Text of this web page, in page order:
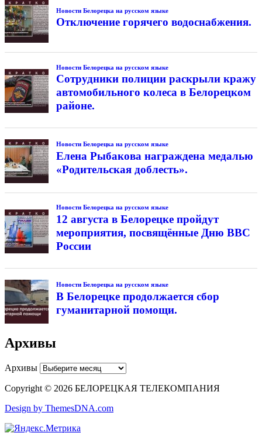
Новости Белорецка на русском языке
Отключение горячего водоснабжения.
Новости Белорецка на русском языке
Сотрудники полиции раскрыли кражу
автомобильного колеса в Белорецком
районе.
Новости Белорецка на русском языке
Елена Рыбакова награждена медалью
«Родительская доблесть».
Новости Белорецка на русском языке
12 августа в Белорецке пройдут
мероприятия, посвящённые Дню ВВС
России
Новости Белорецка на русском языке
В Белорецке продолжается сбор
гуманитарной помощи.
Архивы
Архивы
Copyright © 2026 БЕЛОРЕЦКАЯ ТЕЛЕКОМПАНИЯ
Design by ThemesDNA.com